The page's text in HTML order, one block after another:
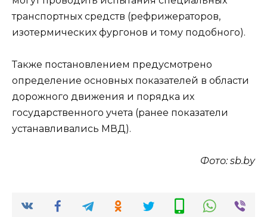
транспортных средств (рефрижераторов,
изотермических фургонов и тому подобного).
Также постановлением предусмотрено
определение основных показателей в области
дорожного движения и порядка их
государственного учета (ранее показатели
устанавливались МВД).
Фото: sb.by